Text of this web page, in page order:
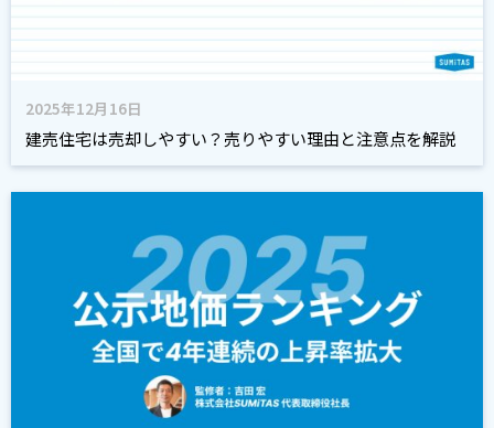
2025年12月16日
建売住宅は売却しやすい？売りやすい理由と注意点を解説